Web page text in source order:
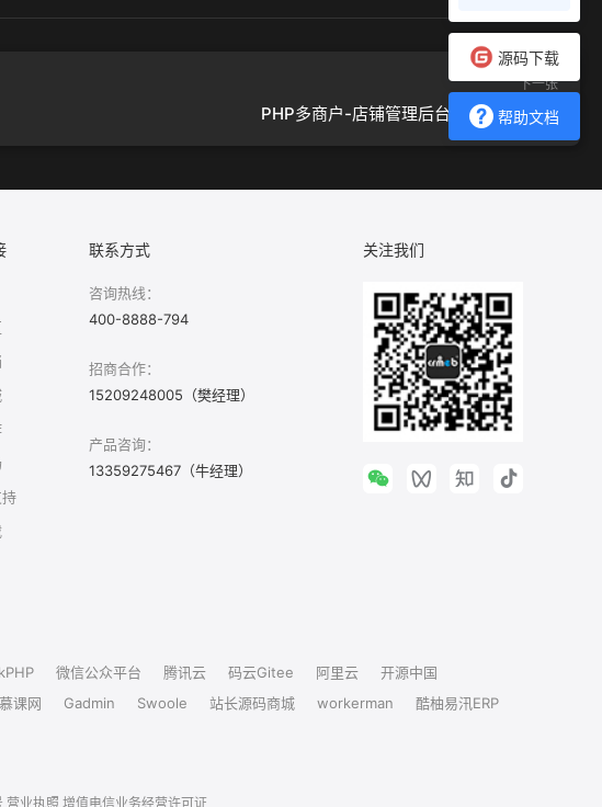
源码下载
帮助文档
下一张
PHP多商户-店铺管理后台-配送门店.png
联系方式
咨询热线：
400-8888-794
招商合作：
15209248005（樊经理）
产品咨询：
13359275467（牛经理）
关注我们
微信公众平台 腾讯云 码云Gitee 阿里云
开源中国
慕课网 Gadmin Swoole 站长源码商城 workerman
酷柚易汛ERP
营业执照 增值电信业务经营许可证